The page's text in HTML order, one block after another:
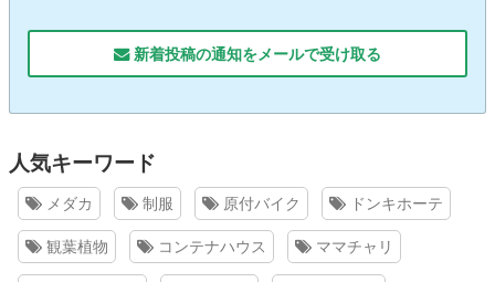
新着投稿の通知をメールで受け取る
人気キーワード
メダカ 制服 原付バイク ドンキホーテ
観葉植物 コンテナハウス ママチャリ